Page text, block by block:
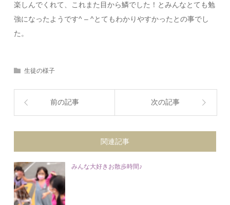
楽しんでくれて、これまた目から鱗でした！とみんなとても勉
強になったようです^ – ^とてもわかりやすかったとの事でし
た。
生徒の様子
前の記事 次の記事
関連記事
みんな大好きお散歩時間♪